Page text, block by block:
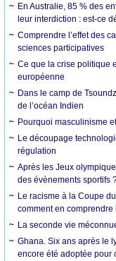
En Australie, 85 % des
leur interdiction : est-ce
Comprendre l’effet des
sciences participatives
Ce que la crise politique
européenne
Dans le camp de
de l’océan Indien
Pourquoi masculinisme
Le découpage
régulation
Après les Jeux
des évènements sportifs
Le racisme à la Coupe
comment en
La seconde vie
Ghana. Six ans après le
encore été adoptée pour